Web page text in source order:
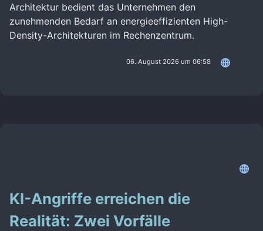
Architektur bedient das Unternehmen den
zunehmenden Bedarf an energieeffizienten High-
Density-Architekturen im Rechenzentrum.
06. August 2026 um 06:58
KI-Angriffe erreichen die
Realität: Zwei Vorfälle